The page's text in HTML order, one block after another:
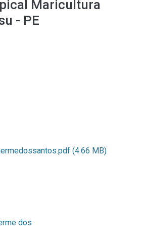
Maricultura
- PE
(4.66 MB)
dos